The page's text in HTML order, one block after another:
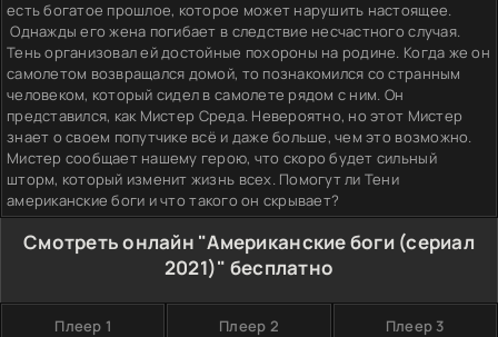
есть богатое прошлое, которое может нарушить настоящее.
Однажды его жена погибает в следствие несчастного случая.
Тень организовал ей достойные похороны на родине. Когда же он
самолетом возвращался домой, то познакомился со странным
человеком, который сидел в самолете рядом с ним. Он
представился, как Мистер Среда. Невероятно, но этот Мистер
знает о своем попутчике всё и даже больше, чем это возможно.
Мистер сообщает нашему герою, что скоро будет сильный
шторм, который изменит жизнь всех. Помогут ли Тени
американские боги и что такого он скрывает?
Смотреть онлайн "Американские боги (сериал
2021)" бесплатно
Плеер 1 Плеер 2 Плеер 3